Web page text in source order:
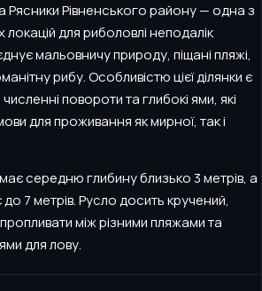
Рясники Рівненського району — одна з
локацій для риболовлі неподалік
мальовничу природу, піщані пляжі,
рибу. Особливістю цієї ділянки є
повороти та глибокі ями, які
для проживання як мирної, так і
середню глибину близько 3 метрів, а
7 метрів. Русло досить кручений,
між різними пляжами та
для лову.